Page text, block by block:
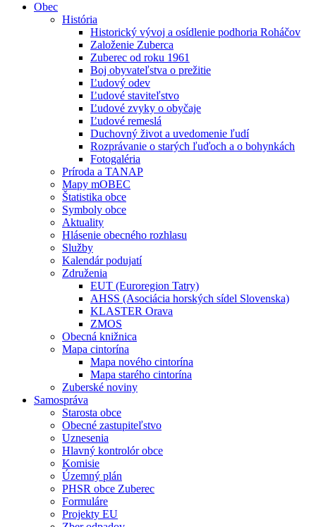
Obec
História
Historický vývoj a osídlenie podhoria Roháčov
Založenie Zuberca
Zuberec od roku 1961
Boj obyvateľstva o prežitie
Ľudový odev
Ľudové staviteľstvo
Ľudové zvyky o obyčaje
Ľudové remeslá
Duchovný život a uvedomenie ľudí
Rozprávanie o starých ľuďoch a o bohynkách
Fotogaléria
Príroda a TANAP
Mapy mOBEC
Štatistika obce
Symboly obce
Aktuality
Hlásenie obecného rozhlasu
Služby
Kalendár podujatí
Združenia
EUT (Euroregion Tatry)
AHSS (Asociácia horských sídel Slovenska)
KLASTER Orava
ZMOS
Obecná knižnica
Mapa cintorína
Mapa nového cintorína
Mapa starého cintorína
Zuberské noviny
Samospráva
Starosta obce
Obecné zastupiteľstvo
Uznesenia
Hlavný kontrolór obce
Komisie
Územný plán
PHSR obce Zuberec
Formuláre
Projekty EU